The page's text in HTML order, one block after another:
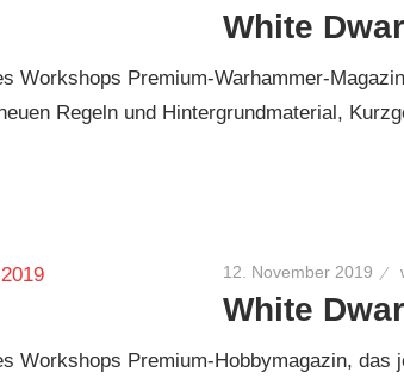
White
Workshops Premium-Warhammer-
Regeln und Hintergrundmaterial,
12. November 2019
White
Workshops Premium-Hobbymagazin, das